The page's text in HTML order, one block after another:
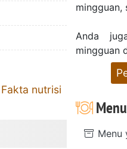
Fakta nutrisi
mingguan,
Anda
mingguan
Menu